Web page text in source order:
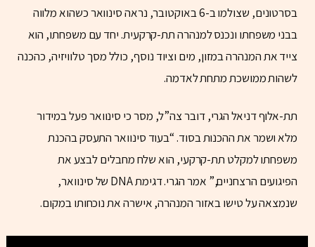
בסרטונים, שצולמו ב-6 באוקטובר, נראה סינוואר כשהוא מלווה
בבני משפחתו ונכנס למנהרה תת-קרקעית. יחד עם משפחתו, הוא
צייד את המנהרה במזון, מים וציוד נוסף, כולל מסך טלוויזיה, כהכנה
לשהות ממושכת מתחת לאדמה.
תת-אלוף דניאל הגרי, דובר צה”ל, מסר כי סינוואר פעל במידור
מלא ושמר את ההכנות בסוד. “בעוד סינוואר התעסק בהכנת
משפחתו למקלט תת-קרקעי, הוא שלח מחבלים לבצע את
הפיגועים הרצחניים,” אמר הגרי. דגימת DNA של סינוואר,
שנמצאה על טישו באזור המנהרה, אישרה את נוכחותו במקום.